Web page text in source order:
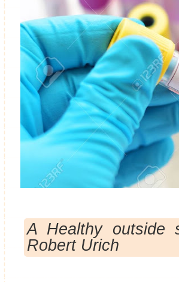
A Healthy outside
Robert Urich